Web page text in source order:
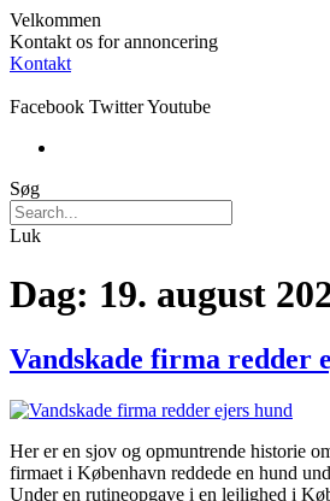
Velkommen
Kontakt os for annoncering
Kontakt
Facebook TwitterYoutube
Søg
Luk
Dag: 19. august
Vandskade firma redder
Her er en sjov og opmuntrende historie
firmaet i København reddede en hund
Under en rutineopgave i en lejlighed i